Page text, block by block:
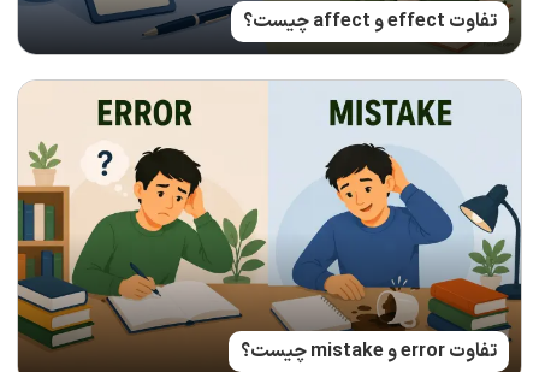
تفاوت effect و affect چیست؟
تفاوت error و mistake چیست؟